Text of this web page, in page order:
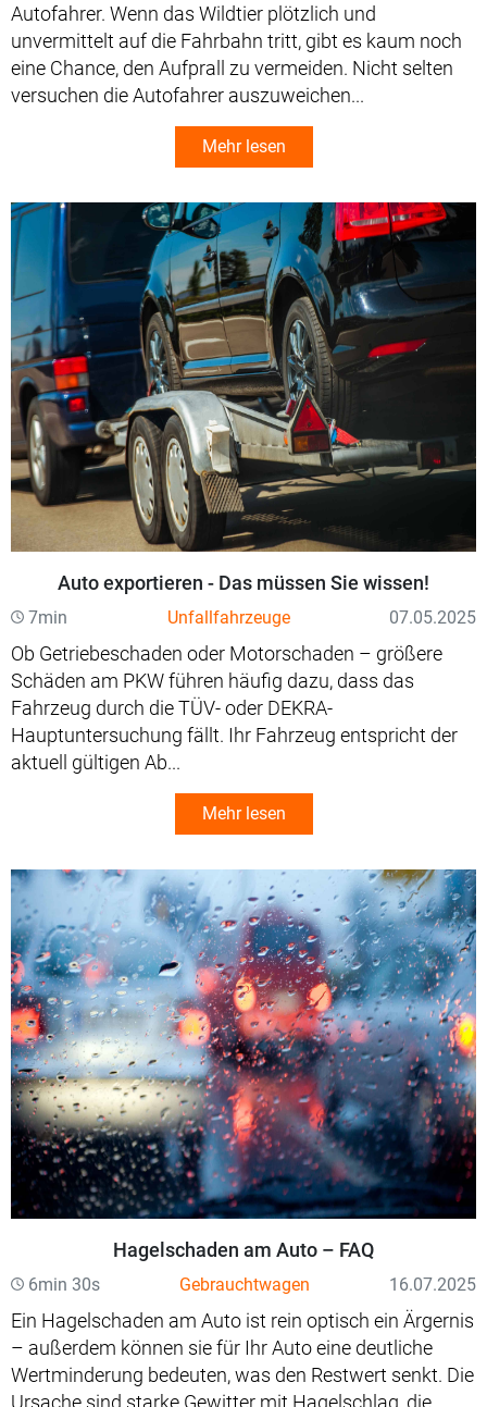
Autofahrer. Wenn das Wildtier plötzlich und
unvermittelt auf die Fahrbahn tritt, gibt es kaum noch
eine Chance, den Aufprall zu vermeiden. Nicht selten
versuchen die Autofahrer auszuweichen...
Mehr lesen
Auto exportieren - Das müssen Sie wissen!
7min Unfallfahrzeuge 07.05.2025
Ob Getriebeschaden oder Motorschaden – größere
Schäden am PKW führen häufig dazu, dass das
Fahrzeug durch die TÜV- oder DEKRA-
Hauptuntersuchung fällt. Ihr Fahrzeug entspricht der
aktuell gültigen Ab...
Mehr lesen
Hagelschaden am Auto – FAQ
6min 30s Gebrauchtwagen 16.07.2025
Ein Hagelschaden am Auto ist rein optisch ein Ärgernis
– außerdem können sie für Ihr Auto eine deutliche
Wertminderung bedeuten, was den Restwert senkt. Die
Ursache sind starke Gewitter mit Hagelschlag, die